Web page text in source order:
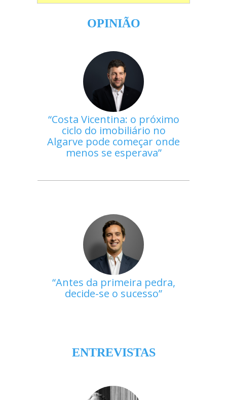
OPINIÃO
Costa Vicentina: o próximo
ciclo do imobiliário no
Algarve pode começar onde
menos se esperava
Antes da primeira pedra,
decide-se o sucesso
ENTREVISTAS